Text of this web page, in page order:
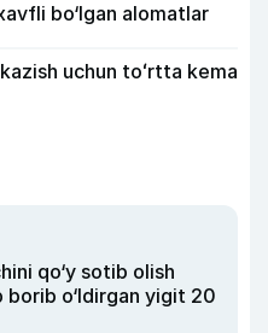
bo‘lgan alomatlar
uchun toʻrtta kema
qo‘y sotib olish
borib o‘ldirgan yigit 20